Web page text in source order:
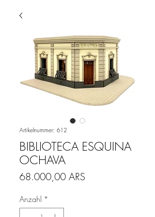
Artikelnummer: 612
BIBLIOTECA ESQUINA
OCHAVA
68.000,00 ARS
Anzahl *